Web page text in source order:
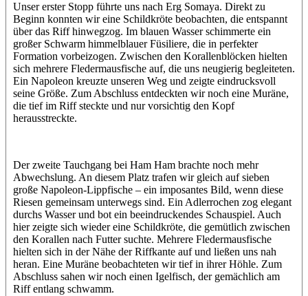
Unser erster Stopp führte uns nach Erg Somaya. Direkt zu
Beginn konnten wir eine Schildkröte beobachten, die entspannt
über das Riff hinwegzog. Im blauen Wasser schimmerte ein
großer Schwarm himmelblauer Füsiliere, die in perfekter
Formation vorbeizogen. Zwischen den Korallenblöcken hielten
sich mehrere Fledermausfische auf, die uns neugierig begleiteten.
Ein Napoleon kreuzte unseren Weg und zeigte eindrucksvoll
seine Größe. Zum Abschluss entdeckten wir noch eine Muräne,
die tief im Riff steckte und nur vorsichtig den Kopf
herausstreckte.
Der zweite Tauchgang bei Ham Ham brachte noch mehr
Abwechslung. An diesem Platz trafen wir gleich auf sieben
große Napoleon-Lippfische – ein imposantes Bild, wenn diese
Riesen gemeinsam unterwegs sind. Ein Adlerrochen zog elegant
durchs Wasser und bot ein beeindruckendes Schauspiel. Auch
hier zeigte sich wieder eine Schildkröte, die gemütlich zwischen
den Korallen nach Futter suchte. Mehrere Fledermausfische
hielten sich in der Nähe der Riffkante auf und ließen uns nah
heran. Eine Muräne beobachteten wir tief in ihrer Höhle. Zum
Abschluss sahen wir noch einen Igelfisch, der gemächlich am
Riff entlang schwamm.